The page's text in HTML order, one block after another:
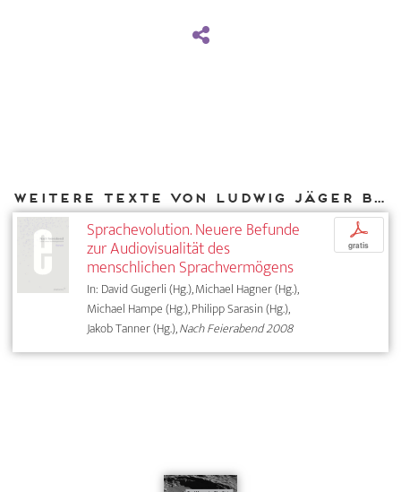
Weitere Texte von Ludwig Jäger bei DIAPHANES
Sprachevolution. Neuere Befunde
zur Audiovisualität des
menschlichen Sprachvermögens
In: David Gugerli (Hg.), Michael Hagner (Hg.),
Michael Hampe (Hg.), Philipp Sarasin (Hg.),
Jakob Tanner (Hg.),Nach Feierabend 2008
p
gratis